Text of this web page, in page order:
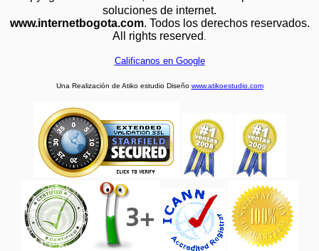
soluciones de internet.
www.internetbogota.com. Todos los derechos reservados.
All rights reserved .
Calificanos en Google
Una Realización de Atiko estudio Diseño www.atikoestudio.com